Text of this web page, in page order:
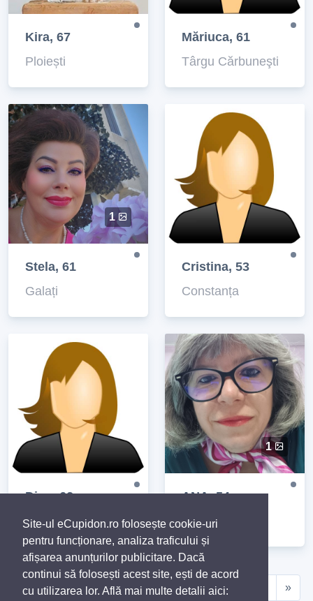
Site-ul eCupidon.ro folosește cookie-uri
pentru funcționare, analiza traficului și
afișarea anunțurilor publicitare. Dacă
continui să folosești acest site, ești de acord
cu utilizarea lor. Află mai multe detalii aici:
Kira, 67
Ploiești
Măriuca, 61
Târgu Cărbuneşti
1
Stela, 61
Galați
Cristina, 53
Constanța
Dina, 62
Slatina
1
ANA, 54
București
« 1 2 3 4 5 6 7 8 »